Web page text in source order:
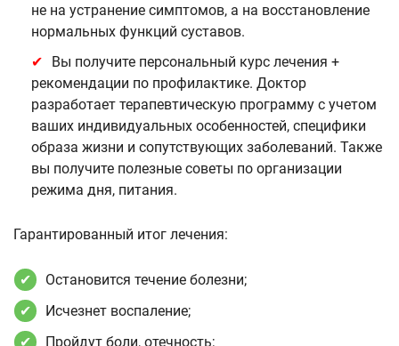
не на устранение симптомов, а на восстановление
нормальных функций суставов.
Вы получите персональный курс лечения +
рекомендации по профилактике. Доктор
разработает терапевтическую программу с учетом
ваших индивидуальных особенностей, специфики
образа жизни и сопутствующих заболеваний. Также
вы получите полезные советы по организации
режима дня, питания.
Гарантированный итог лечения:
Остановится течение болезни;
Исчезнет воспаление;
Пройдут боли, отечность;